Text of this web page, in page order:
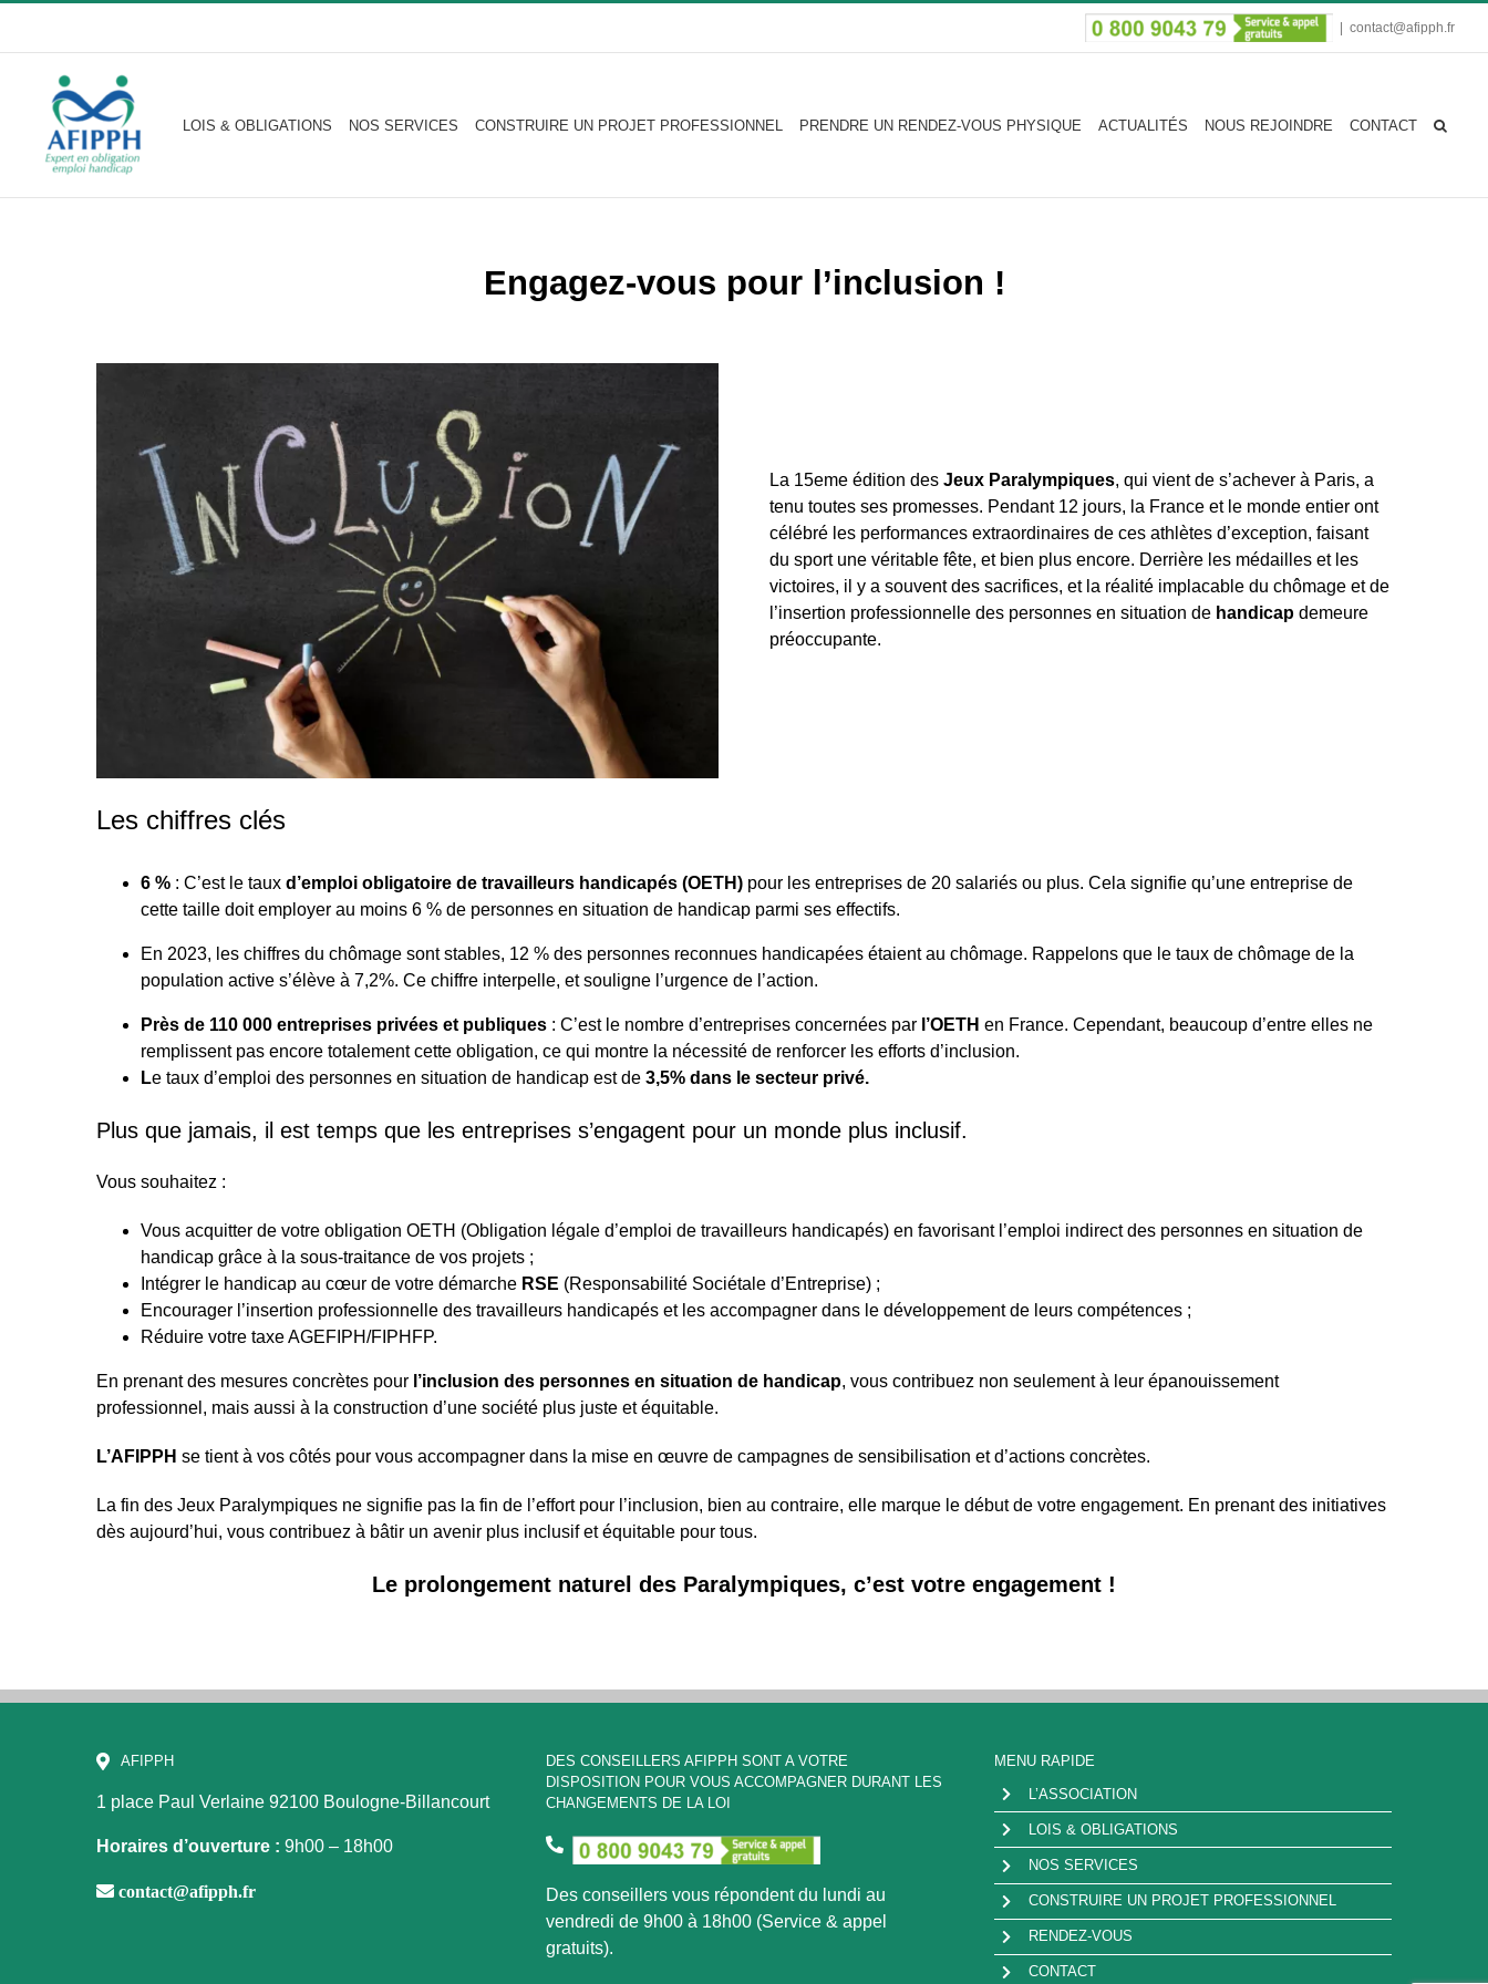
contact@afipph.fr
LOIS & OBLIGATIONS NOS SERVICES CONSTRUIRE UN PROJET PROFESSIONNEL PRENDRE UN RENDEZ-VOUS PHYSIQUE ACTUALITÉS NOUS REJOINDRE CONTACT
Engagez-vous pour l’inclusion !
La 15eme édition desJeux Paralympiques, qui vient de s’achever à Paris, a
tenu toutes ses promesses. Pendant 12 jours, la France et le monde entier ont
célébré les performances extraordinaires de ces athlètes d’exception, faisant
du sport une véritable fête, et bien plus encore. Derrière les médailles et les
victoires, il y a souvent des sacrifices, et la réalité implacable du chômage et de
l’insertion professionnelle des personnes en situation de handicap demeure
préoccupante.
Les chiffres clés
6 %: C’est le taux d’emploi obligatoire de travailleurs handicapés (OETH)pour les entreprises de 20 salariés ou plus. Cela signifie qu’une entreprise de
cette taille doit employer au moins 6 % de personnes en situation de handicap parmi ses effectifs.
En 2023, les chiffres du chômage sont stables, 12 % des personnes reconnues handicapées étaient au chômage. Rappelons que le taux de chômage de la
population active s’élève à 7,2%. Ce chiffre interpelle, et souligne l’urgence de l’action.
Près de 110 000 entreprises privées et publiques: C’est le nombre d’entreprises concernées par l’OETH en France. Cependant, beaucoup d’entre elles ne
remplissent pas encore totalement cette obligation, ce qui montre la nécessité de renforcer les efforts d’inclusion.
Le taux d’emploi des personnes en situation de handicap est de3,5% dans le secteur privé.
Plus que jamais, il est temps que les entreprises s’engagent pour un monde plus inclusif.
Vous souhaitez :
Vous acquitter de votre obligation OETH (Obligation légale d’emploi de travailleurs handicapés) en favorisant l’emploi indirect des personnes en situation de
handicap grâce à la sous-traitance de vos projets ;
Intégrer le handicap au cœur de votre démarche RSE (Responsabilité Sociétale d’Entreprise) ;
Encourager l’insertion professionnelle des travailleurs handicapés et les accompagner dans le développement de leurs compétences ;
Réduire votre taxe AGEFIPH/FIPHFP.
En prenant des mesures concrètes pour l’inclusion des personnes en situation de handicap, vous contribuez non seulement à leur épanouissement
professionnel, mais aussi à la construction d’une société plus juste et équitable.
L’AFIPPH se tient à vos côtés pour vous accompagner dans la mise en œuvre de campagnes de sensibilisation et d’actions concrètes.
La fin des Jeux Paralympiques ne signifie pas la fin de l’effort pour l’inclusion, bien au contraire, elle marque le début de votre engagement. En prenant des initiatives
dès aujourd’hui, vous contribuez à bâtir un avenir plus inclusif et équitable pour tous.
Le prolongement naturel des Paralympiques, c’est votre engagement !
AFIPPH
1 place Paul Verlaine 92100 Boulogne-Billancourt
Horaires d’ouverture : 9h00 – 18h00
contact@afipph.fr
DES CONSEILLERS AFIPPH SONT A VOTRE
DISPOSITION POUR VOUS ACCOMPAGNER DURANT LES
CHANGEMENTS DE LA LOI
Des conseillers vous répondent du lundi au
vendredi de 9h00 à 18h00 (Service & appel
gratuits).
MENU RAPIDE
L’ASSOCIATION
LOIS & OBLIGATIONS
NOS SERVICES
CONSTRUIRE UN PROJET PROFESSIONNEL
RENDEZ-VOUS
CONTACT